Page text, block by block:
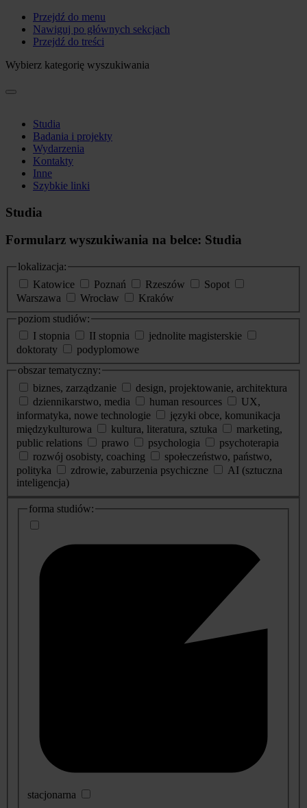
Przejdź do menu
Nawiguj po głównych sekcjach
Przejdź do treści
Wybierz kategorię wyszukiwania
Studia
Badania i projekty
Wydarzenia
Kontakty
Inne
Szybkie linki
Studia
Formularz wyszukiwania na belce: Studia
lokalizacja:
Katowice
Poznań Rzeszów
Sopot
Warszawa
Wrocław
Kraków
poziom studiów:
I stopnia
II stopnia
jednolite magisterskie
doktoraty
podyplomowe
obszar tematyczny:
biznes, zarządzanie
design, projektowanie, architektura
dziennikarstwo, media
human resources
UX,
informatyka, nowe technologie
języki obce, komunikacja
międzykulturowa
kultura, literatura, sztuka
marketing,
public relations
prawo psychologia
psychoterapia
rozwój osobisty, coaching
społeczeństwo, państwo,
polityka
zdrowie, zaburzenia psychiczne
AI (sztuczna
inteligencja)
dodatkowe
informacje
forma studiów:
stacjonarna